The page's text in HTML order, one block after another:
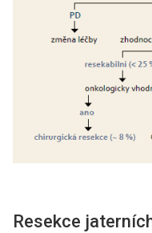
Resekce